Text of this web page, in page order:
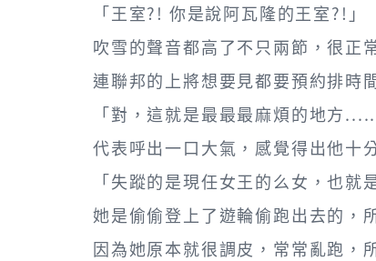
「王室?! 你是說阿瓦隆的王室?!」
吹雪的聲音都高了不只兩節，很正
連聯邦的上將想要見都要預約排時
「對，這就是最最最麻煩的地方
代表呼出一口大氣，感覺得出他十
「失蹤的是現任女王的么女，也就
她是偷偷登上了遊輪偷跑出去的，
因為她原本就很調皮，常常亂跑，